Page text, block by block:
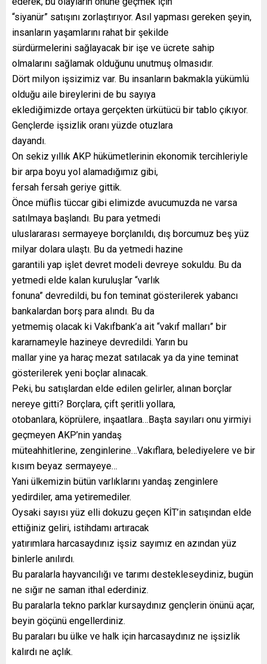
“siyanür” satışını zorlaştırıyor. Asıl yapması gereken şeyin,
insanların yaşamlarını rahat bir şekilde
sürdürmelerini sağlayacak bir işe ve ücrete sahip
olmalarını sağlamak olduğunu unutmuş olmasıdır.
Dört milyon işsizimiz var. Bu insanların bakmakla yükümlü
olduğu aile bireylerini de bu sayıya
eklediğimizde ortaya gerçekten ürkütücü bir tablo çıkıyor.
Gençlerde işsizlik oranı yüzde otuzlara
dayandı.
On sekiz yıllık AKP hükümetlerinin ekonomik tercihleriyle
bir arpa boyu yol alamadığımız gibi,
fersah fersah geriye gittik.
Önce müflis tüccar gibi elimizde avucumuzda ne varsa
satılmaya başlandı. Bu para yetmedi
uluslararası sermayeye borçlanıldı, dış borcumuz beş yüz
milyar dolara ulaştı. Bu da yetmedi hazine
garantili yap işlet devret modeli devreye sokuldu. Bu da
yetmedi elde kalan kuruluşlar “varlık
fonuna” devredildi, bu fon teminat gösterilerek yabancı
bankalardan borş para alındı. Bu da
yetmemiş olacak ki Vakıfbank’a ait “vakıf malları” bir
kararnameyle hazineye devredildi. Yarın bu
mallar yine ya haraç mezat satılacak ya da yine teminat
gösterilerek yeni boçlar alınacak.
Peki, bu satışlardan elde edilen gelirler, alınan borçlar
nereye gitti? Borçlara, çift şeritli yollara,
otobanlara, köprülere, inşaatlara…Başta sayıları onu yirmiyi
geçmeyen AKP’nin yandaş
müteahhitlerine, zenginlerine…Vakıflara, belediyelere ve bir
kısım beyaz sermayeye…
Yani ülkemizin bütün varlıklarını yandaş zenginlere
yedirdiler, ama yetiremediler.
Oysaki sayısı yüz elli dokuzu geçen KİT’in satışından elde
ettiğiniz geliri, istihdamı artıracak
yatırımlara harcasaydınız işsiz sayımız en azından yüz
binlerle anılırdı.
Bu paralarla hayvancılığı ve tarımı destekleseydiniz, bugün
ne sığır ne saman ithal ederdiniz.
Bu paralarla tekno parklar kursaydınız gençlerin önünü açar,
beyin göçünü engellerdiniz.
Bu paraları bu ülke ve halk için harcasaydınız ne işsizlik
kalırdı ne açlık.